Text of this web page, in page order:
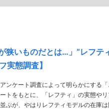
狭いものだとは…」“レフテ
実態調査】
ンケート調査によって明らかにする
をもとに、「レフティ」の実態やリ
、やはりレフティモデルの在庫は限られて